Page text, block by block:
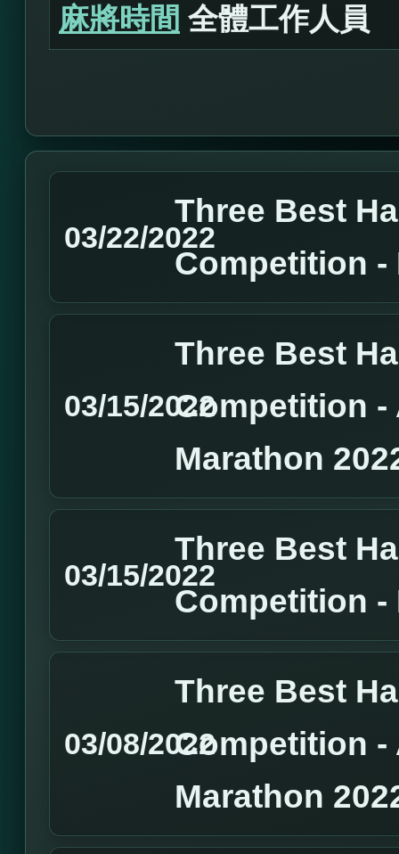
麻將時間 全體工作人員
03/22/2022
Three Best
Competition -
03/15/2022
Three Best
Competition -
Marathon
03/15/2022
Three Best
Competition -
03/08/2022
Three Best
Competition -
Marathon